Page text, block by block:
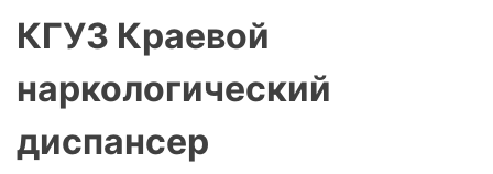
КГУЗ Краевой
наркологический
диспансер